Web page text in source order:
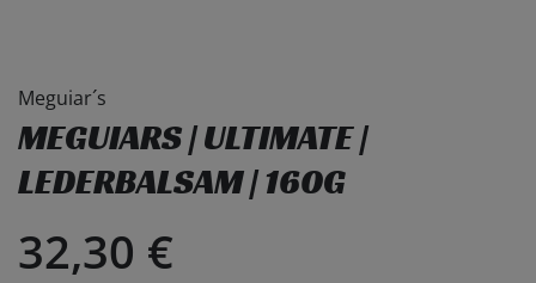
Meguiar´s
MEGUIARS | ULTIMATE |
LEDERBALSAM | 160G
32,30 €